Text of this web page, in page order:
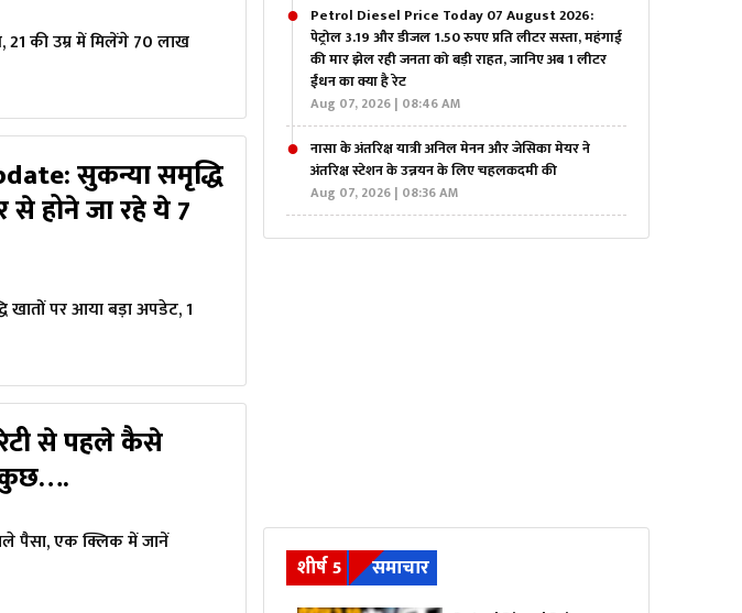
की उम्र में मिलेंगे 70 लाख
सुकन्या समृद्ध‍ि
होने जा रहे ये 7
पर आया बड़ा अपडेट, 1
से पहले कैसे
पैसा, एक क्लिक में जानें
Petrol Diesel Price Today 07 August 2026:
पेट्रोल 3.19 और डीजल 1.50 रुपए प्रति लीटर सस्ता, महंगाई
की मार झेल रही जनता को बड़ी राहत, जानिए अब 1 लीटर
ईंधन का क्या है रेट
Aug 07, 2026 | 08:46 AM
नासा के अंतरिक्ष यात्री अनिल मेनन और जेसिका मेयर ने
अंतरिक्ष स्टेशन के उन्नयन के लिए चहलकदमी की
Aug 07, 2026 | 08:36 AM
शीर्ष 5 समाचार